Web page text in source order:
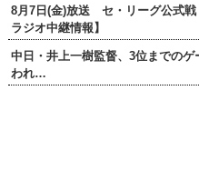
8月7日(金)放送 セ・リーグ公式戦
ラジオ中継情報】
中日・井上一樹監督、3位までの
われ…